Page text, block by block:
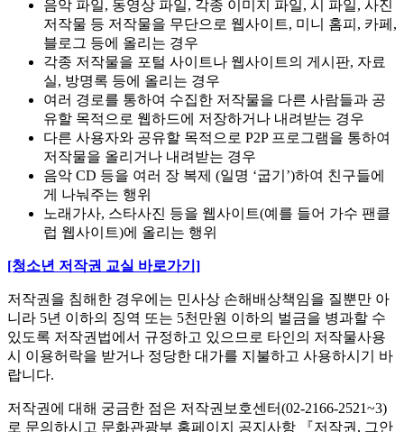
음악 파일, 동영상 파일, 각종 이미지 파일, 시 파일, 사진
저작물 등 저작물을 무단으로 웹사이트, 미니 홈피, 카페,
블로그 등에 올리는 경우
각종 저작물을 포털 사이트나 웹사이트의 게시판, 자료
실, 방명록 등에 올리는 경우
여러 경로를 통하여 수집한 저작물을 다른 사람들과 공
유할 목적으로 웹하드에 저장하거나 내려받는 경우
다른 사용자와 공유할 목적으로 P2P 프로그램을 통하여
저작물을 올리거나 내려받는 경우
음악 CD 등을 여러 장 복제 (일명 ‘굽기’)하여 친구들에
게 나눠주는 행위
노래가사, 스타사진 등을 웹사이트(예를 들어 가수 팬클
럽 웹사이트)에 올리는 행위
[청소년 저작권 교실 바로가기]
저작권을 침해한 경우에는 민사상 손해배상책임을 질뿐만 아
니라 5년 이하의 징역 또는 5천만원 이하의 벌금을 병과할 수
있도록 저작권법에서 규정하고 있으므로 타인의 저작물사용
시 이용허락을 받거나 정당한 대가를 지불하고 사용하시기 바
랍니다.
저작권에 대해 궁금한 점은 저작권보호센터(02-2166-2521~3)
로 문의하시고 문화관광부 홈페이지 공지사항 『저작권, 그안